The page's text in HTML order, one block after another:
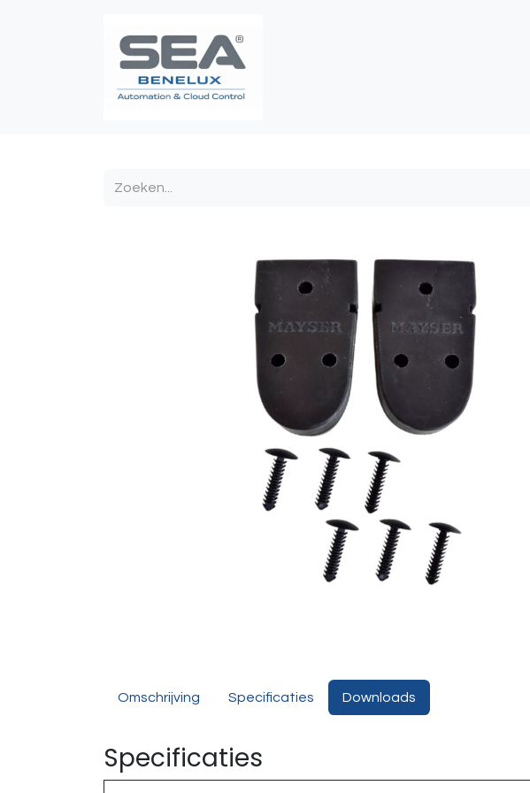
Omschrijving Specificaties Downloads
Specificaties